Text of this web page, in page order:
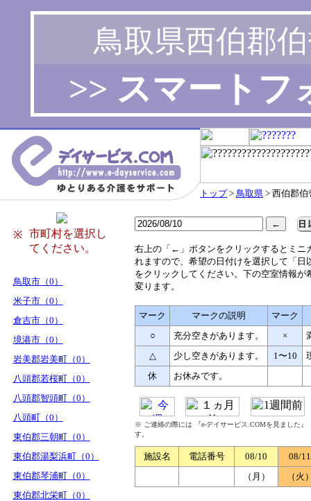
鳥取県西伯郡
>> スマートフ
トップ> 鳥取県 > 西伯郡伯
※
市町村を選択し
てください。
鳥取市（0）
米子市（0）
倉吉市（0）
境港市（0）
岩美郡岩美町（0）
八頭郡若桜町（0）
八頭郡智頭町（0）
八頭町（0）
東伯郡三朝町（0）
東伯郡湯梨浜町（0）
東伯郡琴浦町（0）
東伯郡北栄町（0）
右 上の「←」ボタンをクリックするとミニ
れますので、希望の日付けを選択して「日
をクリックしてください。下の空室情報が
変ります。
マーク マークの説明
マーク
○
充分空きがあります。 ×
△
少し空きがあります。 1〜10
休
お休みです。
※ ご連絡の際には 『e-デイサービス.COMを見ました
す。
施設名 電話番号 08/10
08/11
（月）
（火